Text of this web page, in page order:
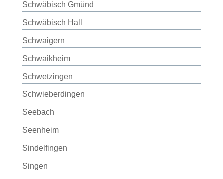
Schwäbisch Gmünd
Schwäbisch Hall
Schwaigern
Schwaikheim
Schwetzingen
Schwieberdingen
Seebach
Seenheim
Sindelfingen
Singen